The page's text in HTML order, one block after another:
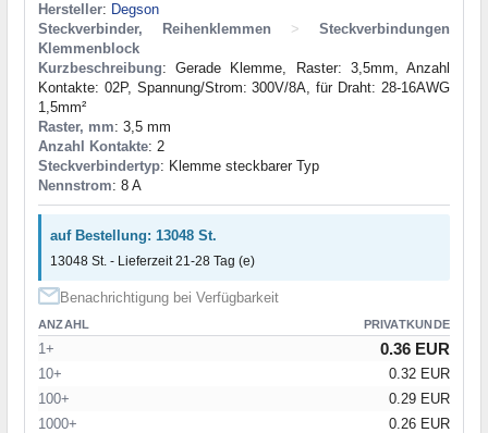
Hersteller: Degson
Steckverbinder, Reihenklemmen
>
Steckverbindungen
Klemmenblock
Kurzbeschreibung: Gerade Klemme, Raster: 3,5mm, Anzahl
Kontakte: 02P, Spannung/Strom: 300V/8A, für Draht: 28-16AWG
1,5mm²
Raster, mm: 3,5 mm
Anzahl Kontakte: 2
Steckverbindertyp: Klemme steckbarer Typ
Nennstrom: 8 A
auf Bestellung: 13048 St.
13048 St. - Lieferzeit 21-28 Tag (e)
Benachrichtigung bei Verfügbarkeit
ANZAHL PRIVATKUNDE
1+ 0.36 EUR
10+
0.32 EUR
100+
0.29 EUR
1000+
0.26 EUR